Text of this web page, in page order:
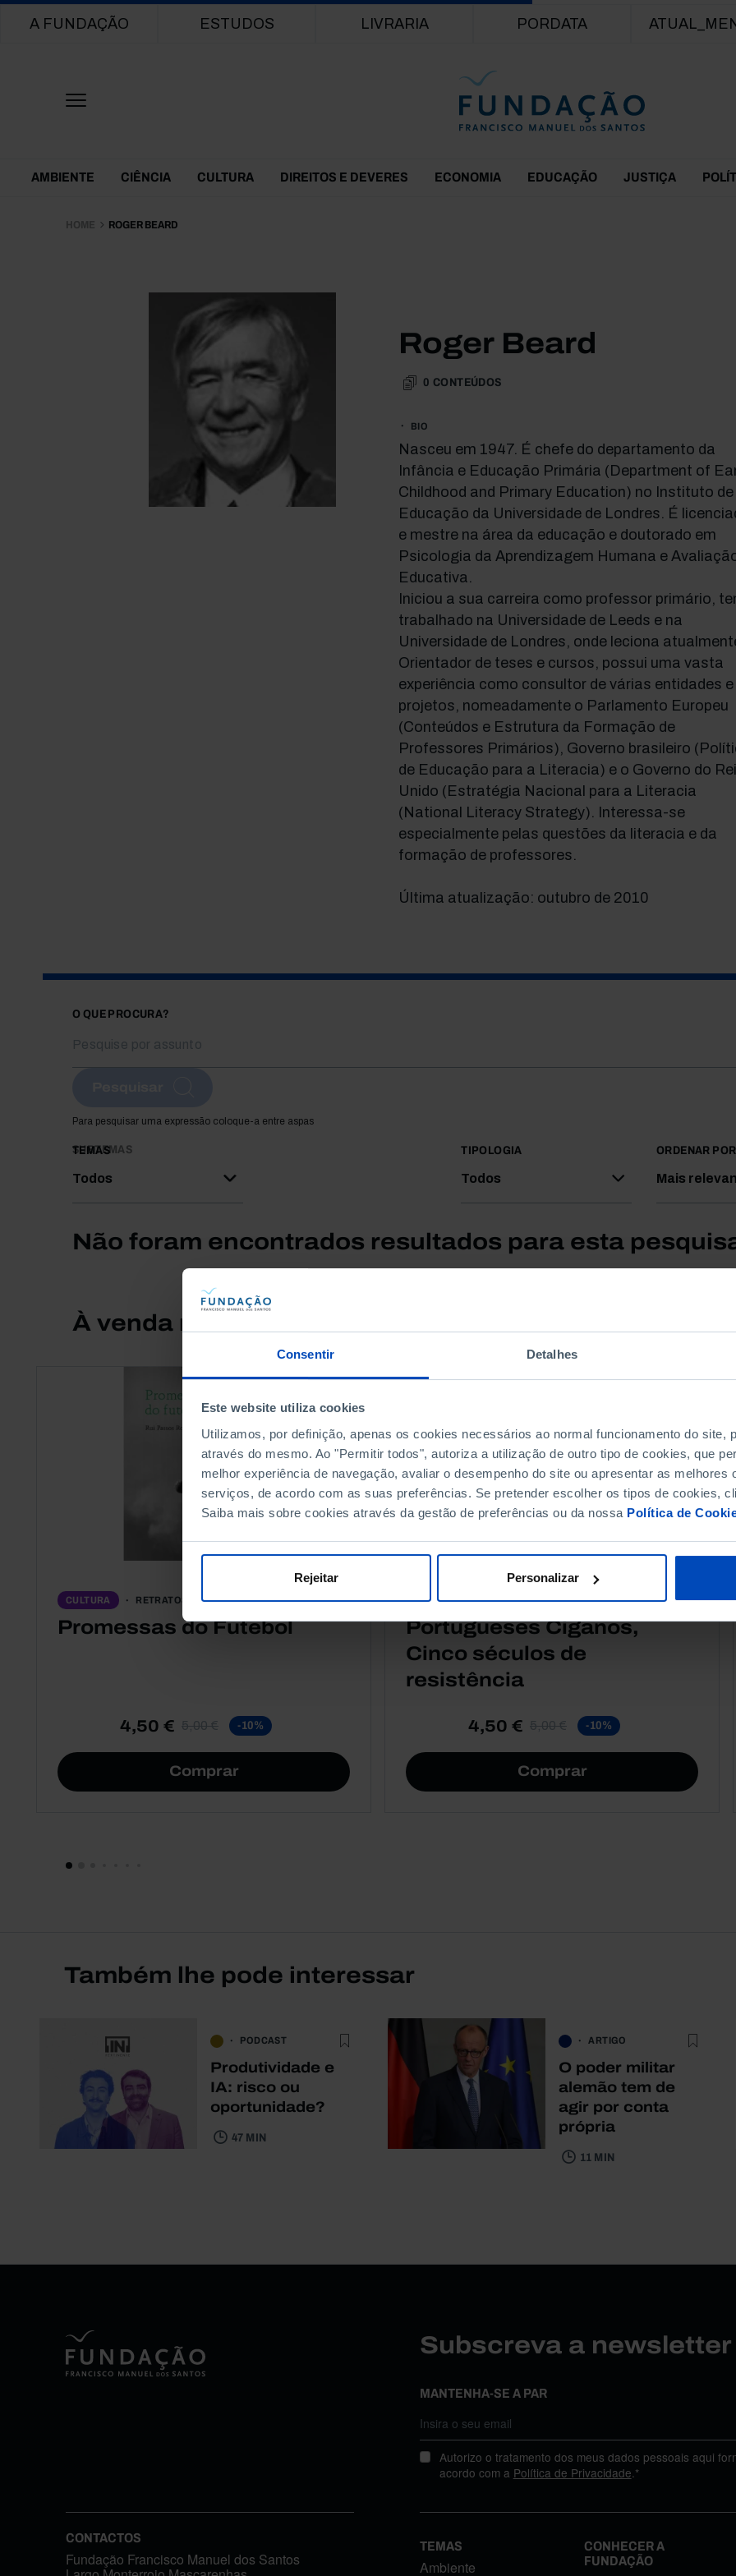
Consentir Detalhes
Este website utiliza cookies
Utilizamos, por definição, apenas os cookies necessários ao normal funcionamento do site,
através do mesmo. Ao "Permitir todos", autoriza a utilização de outro tipo de cookies, que
melhor experiência de navegação, avaliar o desempenho do site ou apresentar as melhores
serviços, de acordo com as suas preferências. Se pretender escolher os tipos de cookies,
Saiba mais sobre cookies através da gestão de preferências ou da nossa Política de
Rejeitar Personalizar
Main navigation
A FUNDAÇÃO ESTUDOS LIVRARIA PORDATA
Themes Menu
AMBIENTE CIÊNCIA CULTURA DIREITOS E DEVERES ECONOMIA EDUCAÇÃO JUSTIÇA
HOME ROGER BEARD
Roger Beard
0 CONTEÚDOS
BIO
Nasceu em 1947. É chefe do departamento da
Infância e Educação Primária (Department of
Childhood and Primary Education) no Instituto de
Educação da Universidade de Londres. É
e mestre na área da educação e doutorado em
Psicologia da Aprendizagem Humana e
Educativa.
Iniciou a sua carreira como professor primário,
trabalhado na Universidade de Leeds e na
Universidade de Londres, onde leciona
Orientador de teses e cursos, possui uma vasta
experiência como consultor de várias entidades e
projetos, nomeadamente o Parlamento Europeu
(Conteúdos e Estrutura da Formação de
Professores Primários), Governo brasileiro
de Educação para a Literacia) e o Governo do
Unido (Estratégia Nacional para a Literacia
(National Literacy Strategy). Interessa-se
especialmente pelas questões da literacia e da
formação de professores.
Última atualização: outubro de 2010
O QUE PROCURA?
Para pesquisar uma expressão coloque-a entre aspas
TEMAS
Todos
SUBTEMAS TIPOLOGIA
Todos
ORDENAR POR
Mais
Não foram encontrados resultados para esta
À venda na Livraria
CULTURA RETRATOS
Promessas do Futebol
4,50 € 5,00 € -10%
Comprar
QUESTÕES SOCIAIS CULTURA RETRATOS
Portugueses Ciganos,
Cinco séculos de
resistência
4,50 € 5,00 € -10%
Comprar
Também lhe pode interessar
PODCAST
Produtividade e
IA: risco ou
oportunidade?
47 MIN
ARTIGO
O poder militar
alemão tem de
agir por conta
própria
11 MIN
Subscreva a
MANTENHA-SE A PAR
Autorizo o tratamento dos meus dados pessoais aqui
acordo com a Política de Privacidade .*
CONTACTOS
Fundação Francisco Manuel dos Santos
TEMAS
Ambiente
CONHECER A
FUNDAÇÃO